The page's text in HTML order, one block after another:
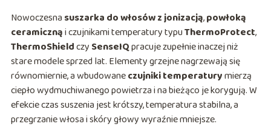
Nowoczesna suszarka do włosów z jonizacją,powłoką
ceramicznąi czujnikami temperatury typuThermoProtect,
ThermoShieldczy SenseIQpracuje zupełnie inaczej niż
stare modele sprzed lat. Elementy grzejne nagrzewają się
równomiernie, a wbudowaneczujniki temperaturymierzą
ciepło wydmuchiwanego powietrza i na bieżąco je korygują. W
efekcie czas suszenia jest krótszy, temperatura stabilna, a
przegrzanie włosa i skóry głowy wyraźnie mniejsze.